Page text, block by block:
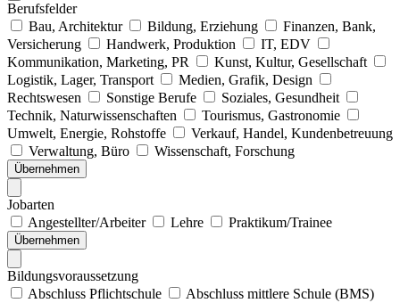
Berufsfelder
Bau, Architektur
Bildung, Erziehung
Finanzen, Bank,
Versicherung
Handwerk, Produktion
IT, EDV
Kommunikation, Marketing, PR
Kunst, Kultur, Gesellschaft
Logistik, Lager, Transport
Medien, Grafik, Design
Rechtswesen
Sonstige Berufe
Soziales, Gesundheit
Technik, Naturwissenschaften
Tourismus, Gastronomie
Umwelt, Energie, Rohstoffe
Verkauf, Handel, Kundenbetreuung
Verwaltung, Büro
Wissenschaft, Forschung
Übernehmen
Jobarten
Angestellter/Arbeiter
Lehre Praktikum/Trainee
Übernehmen
Bildungsvoraussetzung
Abschluss Pflichtschule
Abschluss mittlere Schule (BMS)